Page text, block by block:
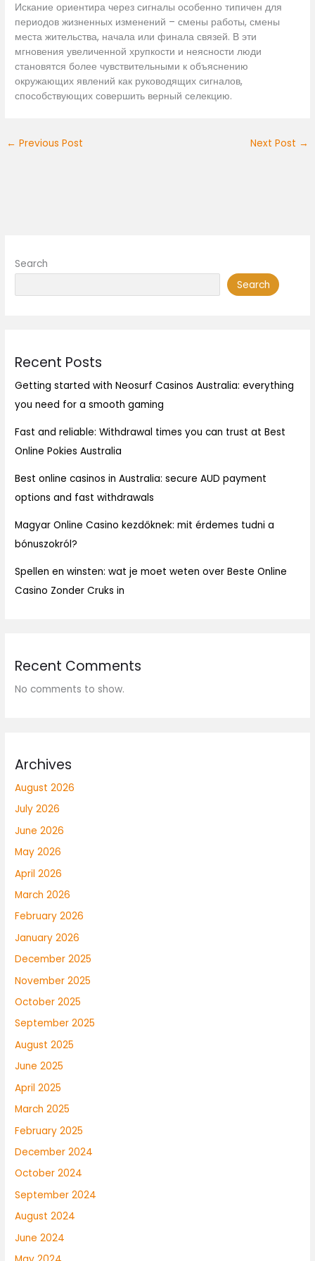
Искание ориентира через сигналы особенно типичен для
периодов жизненных изменений – смены работы, смены
места жительства, начала или финала связей. В эти
мгновения увеличенной хрупкости и неясности люди
становятся более чувствительными к объяснению
окружающих явлений как руководящих сигналов,
способствующих совершить верный селекцию.
← Previous Post Next Post →
Search
Search
Recent Posts
Getting started with Neosurf Casinos Australia: everything
you need for a smooth gaming
Fast and reliable: Withdrawal times you can trust at Best
Online Pokies Australia
Best online casinos in Australia: secure AUD payment
options and fast withdrawals
Magyar Online Casino kezdőknek: mit érdemes tudni a
bónuszokról?
Spellen en winsten: wat je moet weten over Beste Online
Casino Zonder Cruks in
Recent Comments
No comments to show.
Archives
August 2026
July 2026
June 2026
May 2026
April 2026
March 2026
February 2026
January 2026
December 2025
November 2025
October 2025
September 2025
August 2025
June 2025
April 2025
March 2025
February 2025
December 2024
October 2024
September 2024
August 2024
June 2024